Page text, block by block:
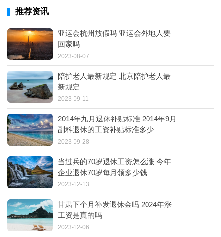
推荐资讯
亚运会杭州放假吗 亚运会外地人要
回家吗
2023-08-07
陪护老人最新规定 北京陪护老人最
新规定
2023-09-11
2014年九月退休补贴标准 2014年9月
副科退休的工资补贴标准多少
2023-09-28
当过兵的70岁退休工资怎么涨 今年
企业退休70岁每月领多少钱
2023-12-13
甘肃下个月补发退休金吗 2024年涨
工资是真的吗
2023-12-06